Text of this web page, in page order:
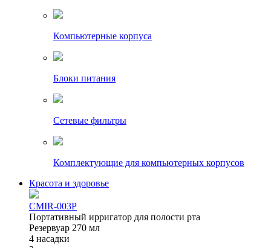
Компьютерные корпуса
Блоки питания
Сетевые фильтры
Комплектующие для компьютерных корпусов
Красота и здоровье
CMIR-003P
Портативный ирригатор для полости рта
Резервуар 270 мл
4 насадки